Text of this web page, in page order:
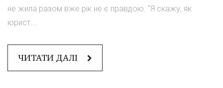
не жила разом вже рік не є правдою. "Я скажу, як
юрист....
ЧИТАТИ ДАЛІ